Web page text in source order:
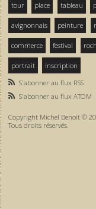
tour place tableau
avignonnais peinture
commerce festival
portrait
inscription
S'abonner au flux RSS
S'abonner au flux ATOM
Copyright Michel Benoit ©
Tous droits réservés.